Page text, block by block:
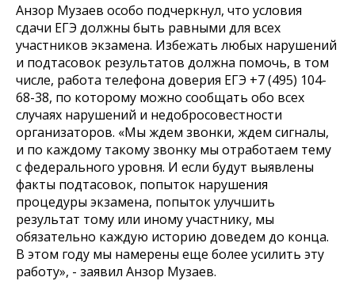
Анзор Музаев особо подчеркнул, что условия
сдачи ЕГЭ должны быть равными для всех
участников экзамена. Избежать любых нарушений
и подтасовок результатов должна помочь, в том
числе, работа телефона доверия ЕГЭ +7 (495) 104-
68-38, по которому можно сообщать обо всех
случаях нарушений и недобросовестности
организаторов. «Мы ждем звонки, ждем сигналы,
и по каждому такому звонку мы отработаем тему
с федерального уровня. И если будут выявлены
факты подтасовок, попыток нарушения
процедуры экзамена, попыток улучшить
результат тому или иному участнику, мы
обязательно каждую историю доведем до конца.
В этом году мы намерены еще более усилить эту
работу», - заявил Анзор Музаев.